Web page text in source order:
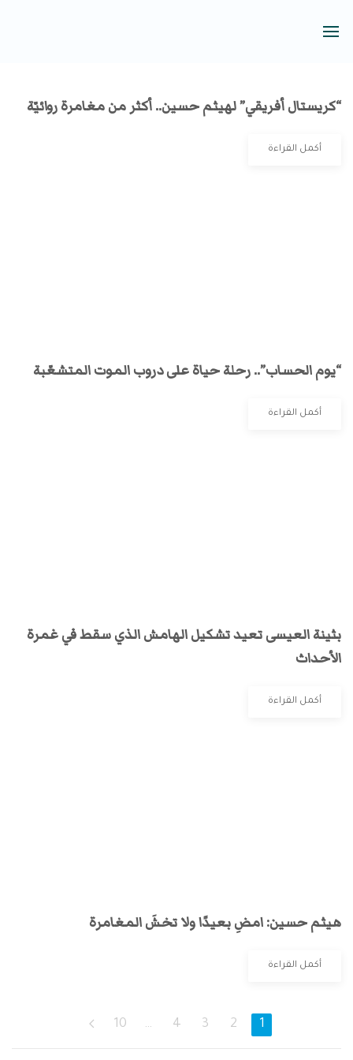
“كريستال أفريقي” لهيثم حسين.. أكثر من مغامرة روائيّة
أكمل القراءة
“يوم الحساب”.. رحلة حياة على دروب الموت المتشعّبة
أكمل القراءة
بثينة العيسى تعيد تشكيل الهامش الذي سقط في غمرة
الأحداث
أكمل القراءة
هيثم حسين: امضِ بعيدًا ولا تخشَ المغامرة
أكمل القراءة
1
2
3
4
…
10